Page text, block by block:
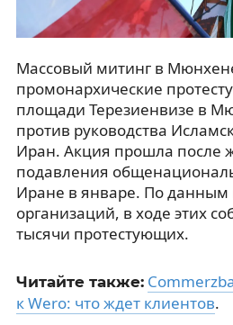
Массовый митинг в
промонархические
площади Терезиенвизе в
против руководства
Иран. Акция прошла после
подавления
Иране в январе. По
организаций, в ходе этих
тысячи протестующих.
Читайте также:
к Wero: что ждет клиентов.